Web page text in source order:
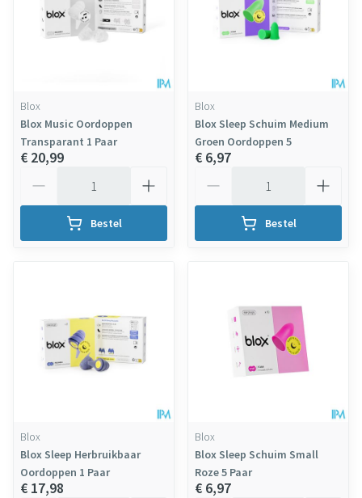
Blox
Blox Music Oordoppen
Transparant 1 Paar
€ 20,99
Bestel
Blox
Blox Sleep Schuim Medium
Groen Oordoppen 5
€ 6,97
Bestel
Blox
Blox Sleep Herbruikbaar
Oordoppen 1 Paar
€ 17,98
Blox
Blox Sleep Schuim Small
Roze 5 Paar
€ 6,97